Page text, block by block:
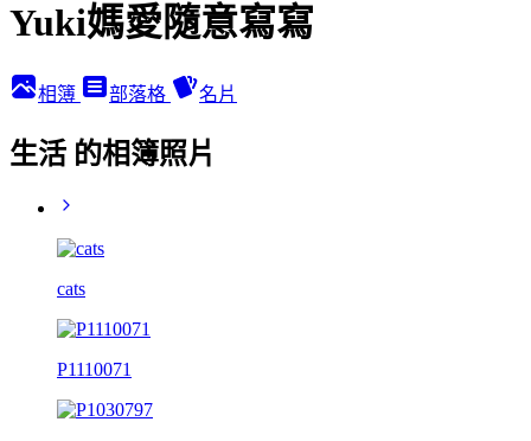
Yuki媽愛隨意寫寫
相簿 部落格 名片
生活 的相簿照片
cats
P1110071